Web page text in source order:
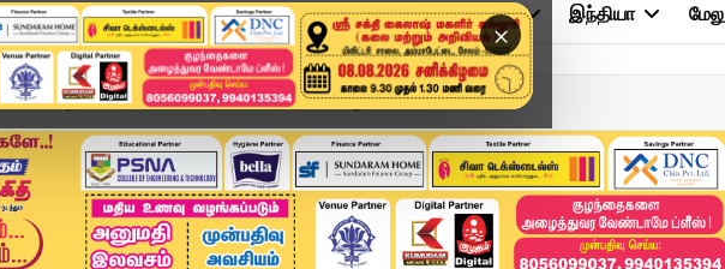
×
அண்மை தமிழ்நாடு சினிமா அரசியல் விளையாட்டு இந்தியா
5 மணி நேர விசாரணையின் அவசியம் என்ன?" – ஆர்.எஸ்....